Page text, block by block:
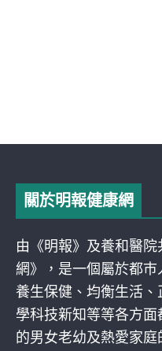
關於明報健康網
由《明報》及養和醫
網》，是一個屬於都
養生保健、均衡生活
學科技新知等等各方
的男女老幼及熱愛家